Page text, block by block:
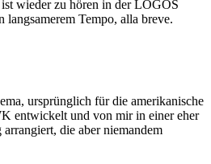
wieder zu hören in der LOGOS
Tempo, alla breve.
ursprünglich für die amerikanische
entwickelt und von mir in einer eher
die aber niemandem